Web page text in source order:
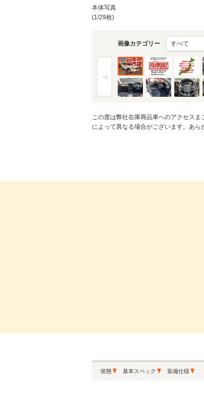
本体写真
(1/29枚)
画像カテゴリー
この度は弊社在庫商品車へのアクセス
によって異なる場合がございます。あら
状態 基本スペック 装備仕様